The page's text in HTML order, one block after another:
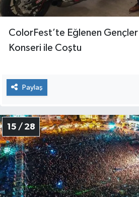
ColorFest’te Eğlenen
Konseri ile Coştu
Paylaş
15 / 28